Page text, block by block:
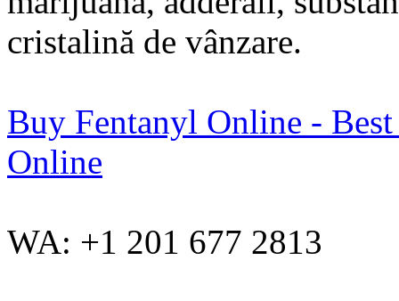
cristalină de vânzare.
Buy Fentanyl Online -
Online
WA: +1 201 677 2813